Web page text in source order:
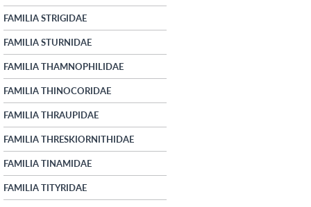
FAMILIA STRIGIDAE
FAMILIA STURNIDAE
FAMILIA THAMNOPHILIDAE
FAMILIA THINOCORIDAE
FAMILIA THRAUPIDAE
FAMILIA THRESKIORNITHIDAE
FAMILIA TINAMIDAE
FAMILIA TITYRIDAE